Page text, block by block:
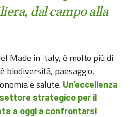
dal campo alla
Made in Italy, è molto più di
biodiversità, paesaggio,
e salute. Un’eccellenza
strategico per il
a oggi a confrontarsi